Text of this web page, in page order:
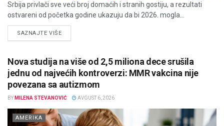
Srbija privlači sve veći broj domaćih i stranih gostiju, a rezultati
ostvareni od početka godine ukazuju da bi 2026. mogla...
SAZNAJTE VIŠEDETAILS
Nova studija na više od 2,5 miliona dece srušila
jednu od najvećih kontroverzi: MMR vakcina nije
povezana sa autizmom
BY MILENA STEVANOVIĆ AVGUST 6, 2026
AMERIKA